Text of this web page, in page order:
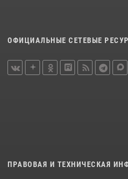
ОФИЦИАЛЬНЫЕ СЕТЕВЫЕ
ПРАВОВАЯ И ТЕХНИЧЕСКАЯ